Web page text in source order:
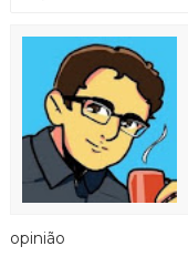
opinião